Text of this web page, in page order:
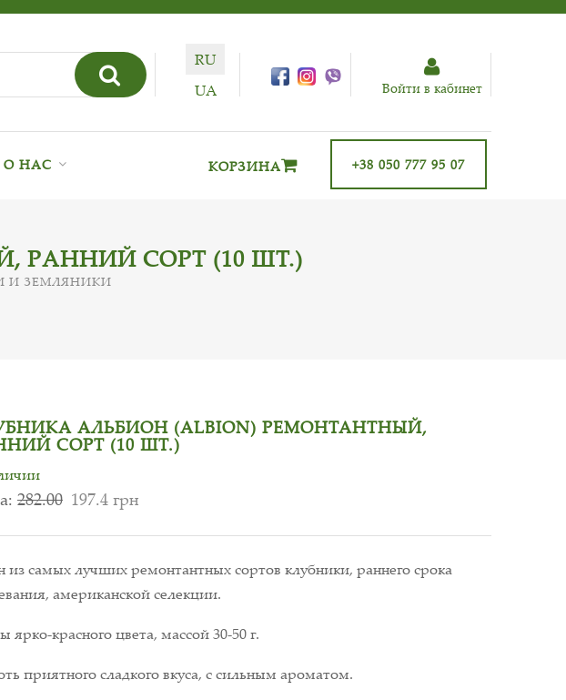
RU
UA
Войти в кабинет
О НАС +38 050 777 95 07
КОРЗИНА
РАННИЙ СОРТ (10 ШТ.)
И ЗЕМЛЯНИКИ
АЛЬБИОН (ALBION) РЕМОНТАНТНЫЙ,
СОРТ (10 ШТ.)
282.00 197.4 грн
из самых лучших ремонтантных сортов клубники, раннего срока
американской селекции.
ярко-красного цвета, массой 30-50 г.
приятного сладкого вкуса, с сильным ароматом.